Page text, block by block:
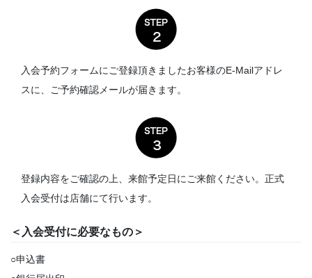
入会予約フォームにご登録頂きましたお客様のE-Mailアドレ
スに、ご予約確認メールが届きます。
登録内容をご確認の上、来館予定日にご来館ください。正式
入会受付は店舗にて行います。
＜入会受付に必要なもの＞
○申込書